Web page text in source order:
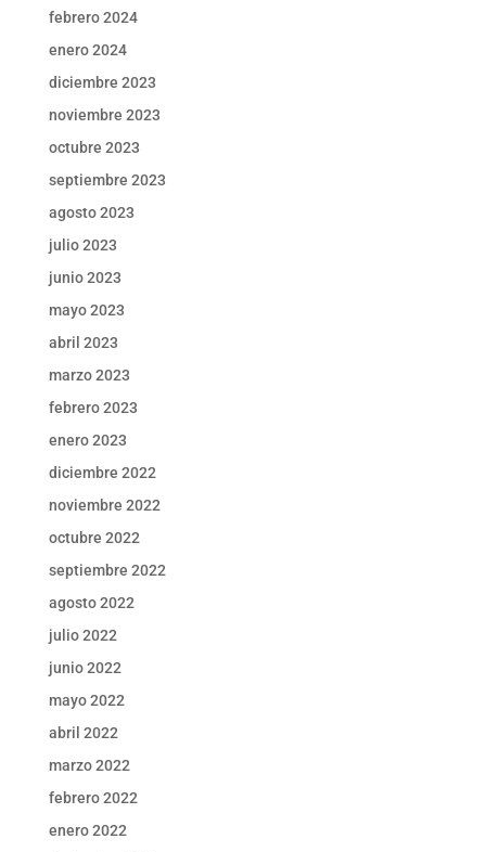
febrero 2024
enero 2024
diciembre 2023
noviembre 2023
octubre 2023
septiembre 2023
agosto 2023
julio 2023
junio 2023
mayo 2023
abril 2023
marzo 2023
febrero 2023
enero 2023
diciembre 2022
noviembre 2022
octubre 2022
septiembre 2022
agosto 2022
julio 2022
junio 2022
mayo 2022
abril 2022
marzo 2022
febrero 2022
enero 2022